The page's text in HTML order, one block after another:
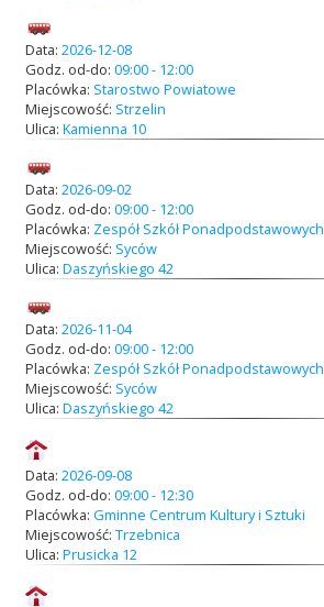
Data: 2026-12-08
Godz. od-do: 09:00 - 12:00
Placówka: Starostwo Powiatowe
Miejscowość: Strzelin
Ulica: Kamienna 10
Data: 2026-09-02
Godz. od-do: 09:00 - 12:00
Placówka: Zespół Szkół Ponadpodstawowych
Miejscowość: Syców
Ulica: Daszyńskiego 42
Data: 2026-11-04
Godz. od-do: 09:00 - 12:00
Placówka: Zespół Szkół Ponadpodstawowych
Miejscowość: Syców
Ulica: Daszyńskiego 42
Data: 2026-09-08
Godz. od-do: 09:00 - 12:30
Placówka: Gminne Centrum Kultury i Sztuki
Miejscowość: Trzebnica
Ulica: Prusicka 12